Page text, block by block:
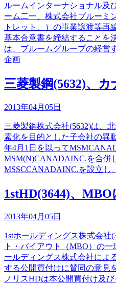
ルームインターナショナル及
ーム二一、株式会社ブルーミ
トレット、）の事業譲渡等再
基本合意書を締結することを
は、ブルームグループの経営
企画
三菱製鋼(5632)、
2013年04月05日
三菱製鋼株式会社(5632)は、
素化を目的とした子会社の異
年4月1日を以って
MSM(N)CANADAINC.を合併
MSSCCANADAINC.を設立し
1stHD(3644)、
2013年04月05日
1stホールディングス株式会社
ト・バイアウト（MBO）の
ールディングス株式会社によ
する公開買付けに賛同の意見
ノリスHDは本公開買付け及